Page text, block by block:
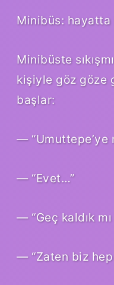
Minibüs:
Minibüste
kişiyle göz göze
başlar:
— “Umuttepe’ye
— “Evet…”
— “Geç kaldık
— “Zaten biz hep